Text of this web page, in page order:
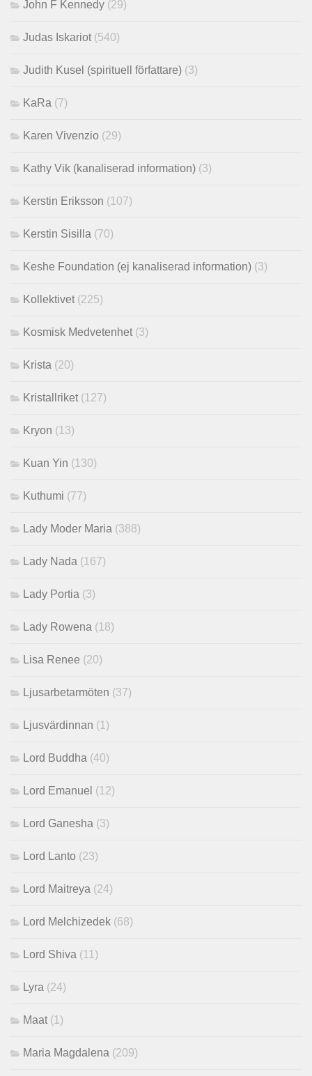
John F Kennedy (29)
Judas Iskariot (540)
Judith Kusel (spirituell författare) (3)
KaRa (7)
Karen Vivenzio (29)
Kathy Vik (kanaliserad information) (3)
Kerstin Eriksson (107)
Kerstin Sisilla (70)
Keshe Foundation (ej kanaliserad information) (3)
Kollektivet (225)
Kosmisk Medvetenhet (3)
Krista (20)
Kristallriket (127)
Kryon (13)
Kuan Yin (130)
Kuthumi (77)
Lady Moder Maria (388)
Lady Nada (167)
Lady Portia (3)
Lady Rowena (18)
Lisa Renee (20)
Ljusarbetarmöten (37)
Ljusvärdinnan (1)
Lord Buddha (40)
Lord Emanuel (12)
Lord Ganesha (3)
Lord Lanto (23)
Lord Maitreya (24)
Lord Melchizedek (68)
Lord Shiva (11)
Lyra (24)
Maat (1)
Maria Magdalena (209)